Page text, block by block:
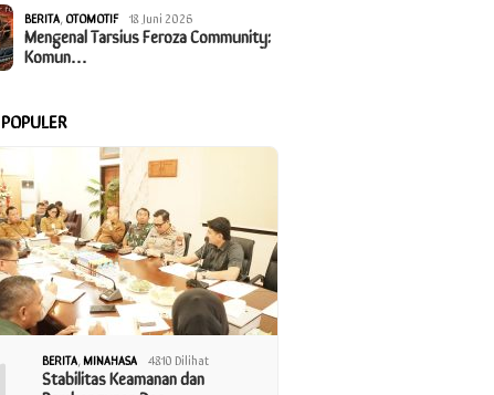
BERITA,OTOMOTIF 18 Juni 2026
Mengenal Tarsius Feroza Community:
Komun…
BERITA,MINAHASA 4810 Dilihat
Stabilitas Keamanan dan